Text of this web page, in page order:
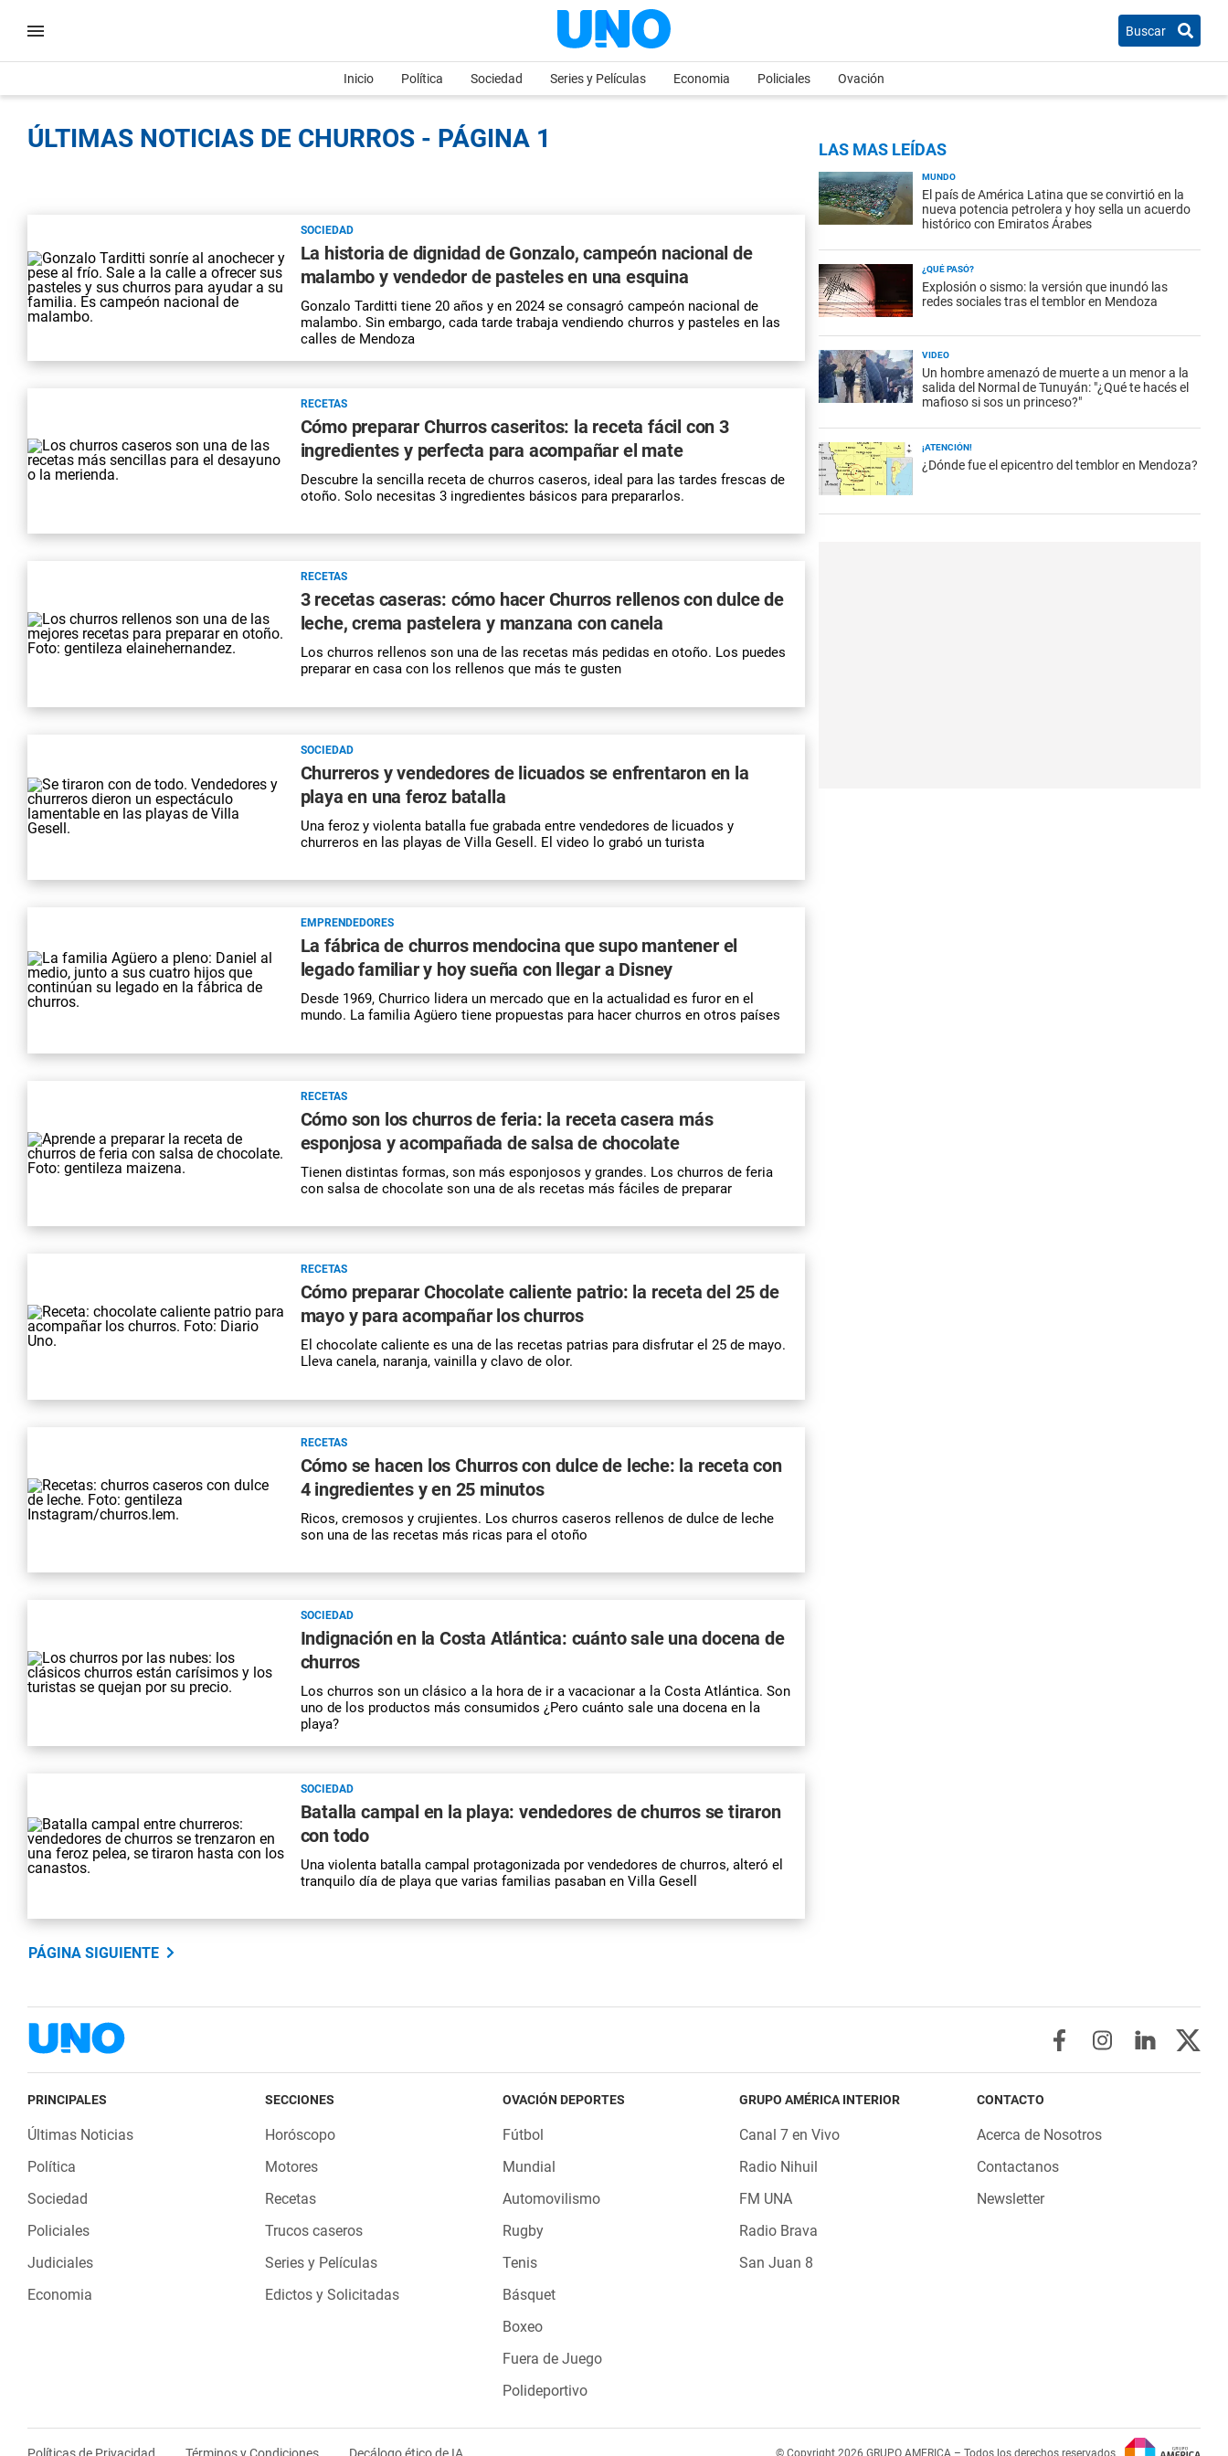
Buscar
Inicio Política Sociedad Series y Películas Economia Policiales Ovación
ÚLTIMAS NOTICIAS DE CHURROS - PÁGINA 1
SOCIEDAD
La historia de dignidad de Gonzalo, campeón nacional de
malambo y vendedor de pasteles en una esquina
Gonzalo Tarditti tiene 20 años y en 2024 se consagró campeón nacional de
malambo. Sin embargo, cada tarde trabaja vendiendo churros y pasteles en las
calles de Mendoza
RECETAS
Cómo preparar Churros caseritos: la receta fácil con 3
ingredientes y perfecta para acompañar el mate
Descubre la sencilla receta de churros caseros, ideal para las tardes frescas de
otoño. Solo necesitas 3 ingredientes básicos para prepararlos.
RECETAS
3 recetas caseras: cómo hacer Churros rellenos con dulce de
leche, crema pastelera y manzana con canela
Los churros rellenos son una de las recetas más pedidas en otoño. Los puedes
preparar en casa con los rellenos que más te gusten
SOCIEDAD
Churreros y vendedores de licuados se enfrentaron en la
playa en una feroz batalla
Una feroz y violenta batalla fue grabada entre vendedores de licuados y
churreros en las playas de Villa Gesell. El video lo grabó un turista
EMPRENDEDORES
La fábrica de churros mendocina que supo mantener el
legado familiar y hoy sueña con llegar a Disney
Desde 1969, Churrico lidera un mercado que en la actualidad es furor en el
mundo. La familia Agüero tiene propuestas para hacer churros en otros países
RECETAS
Cómo son los churros de feria: la receta casera más
esponjosa y acompañada de salsa de chocolate
Tienen distintas formas, son más esponjosos y grandes. Los churros de feria
con salsa de chocolate son una de als recetas más fáciles de preparar
RECETAS
Cómo preparar Chocolate caliente patrio: la receta del 25 de
mayo y para acompañar los churros
El chocolate caliente es una de las recetas patrias para disfrutar el 25 de mayo.
Lleva canela, naranja, vainilla y clavo de olor.
RECETAS
Cómo se hacen los Churros con dulce de leche: la receta con
4 ingredientes y en 25 minutos
Ricos, cremosos y crujientes. Los churros caseros rellenos de dulce de leche
son una de las recetas más ricas para el otoño
SOCIEDAD
Indignación en la Costa Atlántica: cuánto sale una docena de
churros
Los churros son un clásico a la hora de ir a vacacionar a la Costa Atlántica. Son
uno de los productos más consumidos ¿Pero cuánto sale una docena en la
playa?
SOCIEDAD
Batalla campal en la playa: vendedores de churros se tiraron
con todo
Una violenta batalla campal protagonizada por vendedores de churros, alteró el
tranquilo día de playa que varias familias pasaban en Villa Gesell
PÁGINA SIGUIENTE
LAS MAS LEÍDAS
MUNDO
El país de América Latina que se convirtió en la
nueva potencia petrolera y hoy sella un acuerdo
histórico con Emiratos Árabes
¿QUÉ PASÓ?
Explosión o sismo: la versión que inundó las
redes sociales tras el temblor en Mendoza
VIDEO
Un hombre amenazó de muerte a un menor a la
salida del Normal de Tunuyán: "¿Qué te hacés el
mafioso si sos un princeso?"
¡ATENCIÓN!
¿Dónde fue el epicentro del temblor en Mendoza?
PRINCIPALES
Últimas Noticias
Política
Sociedad
Policiales
Judiciales
Economia
SECCIONES
Horóscopo
Motores
Recetas
Trucos caseros
Series y Películas
Edictos y Solicitadas
OVACIÓN DEPORTES
Fútbol
Mundial
Automovilismo
Rugby
Tenis
Básquet
Boxeo
Fuera de Juego
Polideportivo
GRUPO AMÉRICA INTERIOR
Canal 7 en Vivo
Radio Nihuil
FM UNA
Radio Brava
San Juan 8
CONTACTO
Acerca de Nosotros
Contactanos
Newsletter
© Copyright 2026 GRUPO AMERICA – Todos los derechos reservados